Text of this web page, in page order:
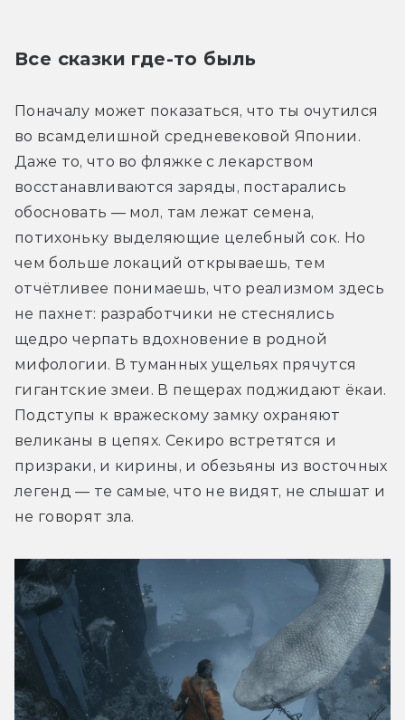
Все сказки где-то быль
Поначалу может показаться, что ты очутился
во всамделишной средневековой Японии.
Даже то, что во фляжке с лекарством
восстанавливаются заряды, постарались
обосновать — мол, там лежат семена,
потихоньку выделяющие целебный сок. Но
чем больше локаций открываешь, тем
отчётливее понимаешь, что реализмом здесь
не пахнет: разработчики не стеснялись
щедро черпать вдохновение в родной
мифологии. В туманных ущельях прячутся
гигантские змеи. В пещерах поджидают ёкаи.
Подступы к вражескому замку охраняют
великаны в цепях. Секиро встретятся и
призраки, и кирины, и обезьяны из восточных
легенд — те самые, что не видят, не слышат и
не говорят зла.